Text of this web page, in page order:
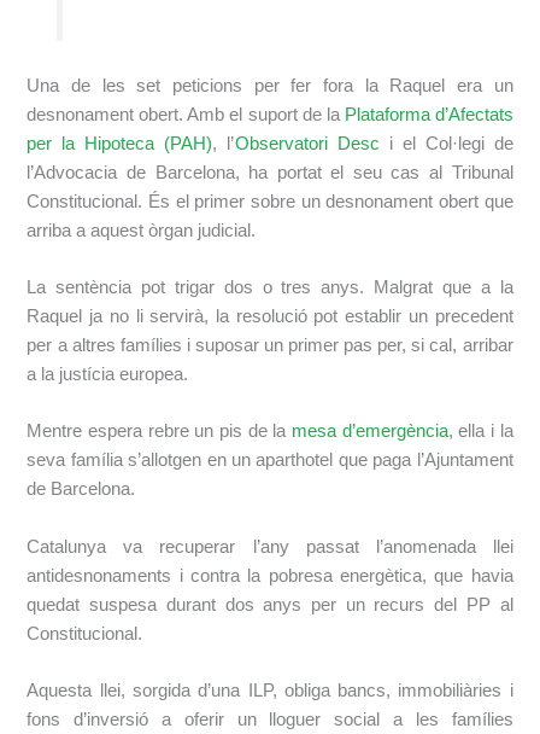
Una de les set peticions per fer fora la Raquel era un
desnonament obert. Amb el suport de la Plataforma d’Afectats
per la Hipoteca (PAH), l’Observatori Desc i el Col·legi de
l’Advocacia de Barcelona, ha portat el seu cas al Tribunal
Constitucional. És el primer sobre un desnonament obert que
arriba a aquest òrgan judicial.
La sentència pot trigar dos o tres anys. Malgrat que a la
Raquel ja no li servirà, la resolució pot establir un precedent
per a altres famílies i suposar un primer pas per, si cal, arribar
a la justícia europea.
Mentre espera rebre un pis de la mesa d’emergència, ella i la
seva família s’allotgen en un aparthotel que paga l’Ajuntament
de Barcelona.
Catalunya va recuperar l’any passat l’anomenada llei
antidesnonaments i contra la pobresa energètica, que havia
quedat suspesa durant dos anys per un recurs del PP al
Constitucional.
Aquesta llei, sorgida d’una ILP, obliga bancs, immobiliàries i
fons d’inversió a oferir un lloguer social a les famílies